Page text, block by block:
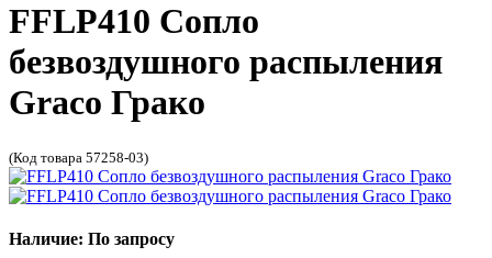
FFLP410 Сопло
безвоздушного распыления
Graco Грако
(Код товара 57258-03)
Наличие: По запросу